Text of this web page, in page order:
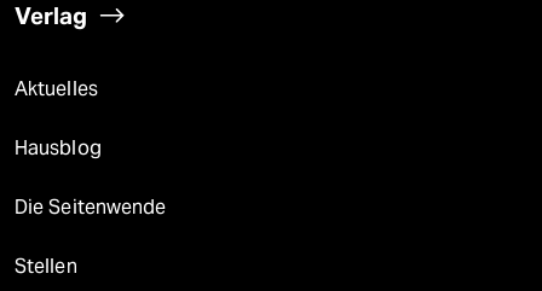
Verlag
Aktuelles
Hausblog
Die Seitenwende
Stellen